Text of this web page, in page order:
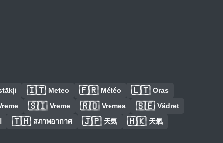
🇮🇹 Meteo 🇫🇷 Météo 🇱🇹 Oras
🇸🇮 Vreme 🇷🇴 Vremea 🇸🇪 Vädret
🇹🇭 สภาพอากาศ 🇯🇵 天気 🇭🇰 天氣